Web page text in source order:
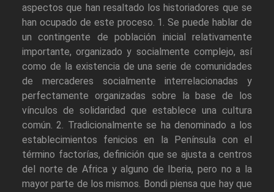
aspectos que han resaltado los historiadores que se
han ocupado de este proceso. 1. Se puede hablar de
un contingente de población inicial relativamente
importante, organizado y socialmente complejo, así
como de la existencia de una serie de comunidades
de mercaderes socialmente interrelacionadas y
perfectamente organizadas sobre la base de los
vínculos de solidaridad que establece una cultura
común. 2. Tradicionalmente se ha denominado a los
establecimientos fenicios en la Península con el
término factorías, definición que se ajusta a centros
del norte de Africa y alguno de Iberia, pero no a la
mayor parte de los mismos. Bondi piensa que hay que